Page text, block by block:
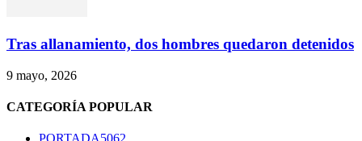
Tras allanamiento, dos hombres quedaron detenidos
9 mayo, 2026
CATEGORÍA POPULAR